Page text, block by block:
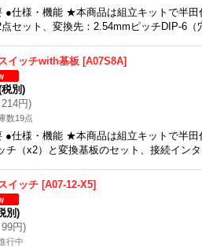
●仕様・機能 ★本商品は組立キットで半
セット、変換先：2.54mmピッチDIP-6
イッチwith基板 [A07S8A]
税別)
214円)
数19点
●仕様・機能 ★本商品は組立キットで半
チ（x2）と変換基板のセット、接続イン
イッチ [A07-12-X5]
別)
99円)
行中